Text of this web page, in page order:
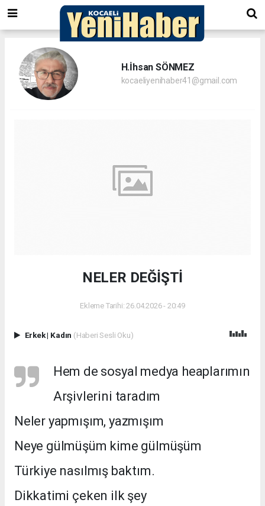
H.İhsan SÖNMEZ
kocaeliyenihaber41@gmail.com
NELER DEĞİŞTİ
Ekleme Tarihi: 26.04.2026 - 20:49
Erkek| Kadın (Haberi Sesli Oku)
Hem de sosyal medya heaplarımın
Arşivlerini taradım
Neler yapmışım, yazmışım
Neye gülmüşüm kime gülmüşüm
Türkiye nasılmış baktım.
Dikkatimi çeken ilk şey